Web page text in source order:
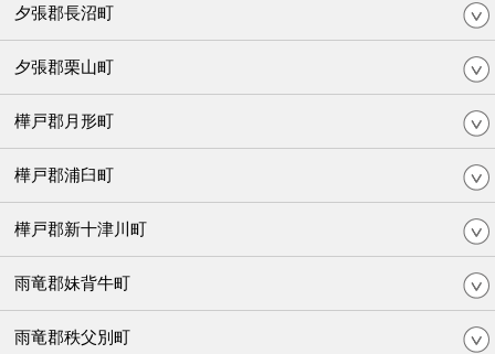
夕張郡長沼町
夕張郡栗山町
樺戸郡月形町
樺戸郡浦臼町
樺戸郡新十津川町
雨竜郡妹背牛町
雨竜郡秩父別町